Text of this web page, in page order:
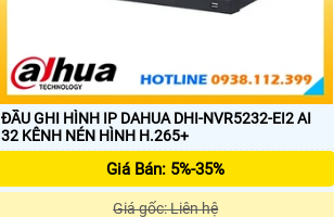
ĐẦU GHI HÌNH IP DAHUA DHI-NVR5232-EI2 AI
32 KÊNH NÉN HÌNH H.265+
Giá Bán: 5%-35%
Giá gốc: Liên hệ